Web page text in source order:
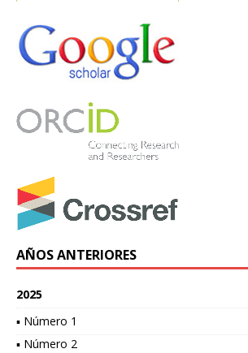
AÑOS ANTERIORES
2025
▪ Número 1
▪ Número 2